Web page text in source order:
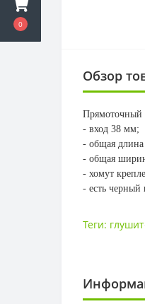
0
Обзор
Прямоточный
- вход 38 мм;
- общая
- общая
- хомут
- есть черный
Теги: